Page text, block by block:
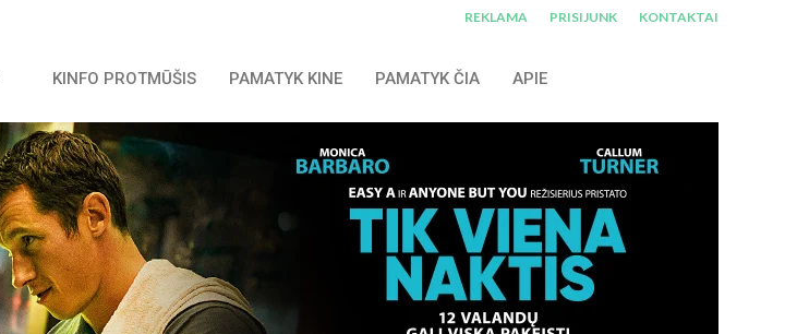
REKLAMA PRISIJUNK KONTAKTAI
KINFO PROTMŪŠIS PAMATYK KINE PAMATYK ČIA APIE